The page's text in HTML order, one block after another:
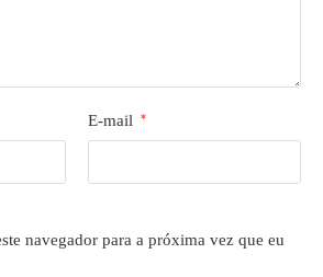
E-mail *
navegador para a próxima vez que eu